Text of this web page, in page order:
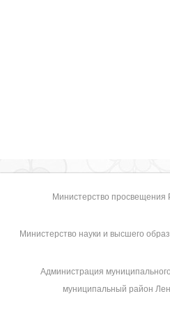
Министерство просвещения
Министерство науки и высшего
Администрация
муниципальный район